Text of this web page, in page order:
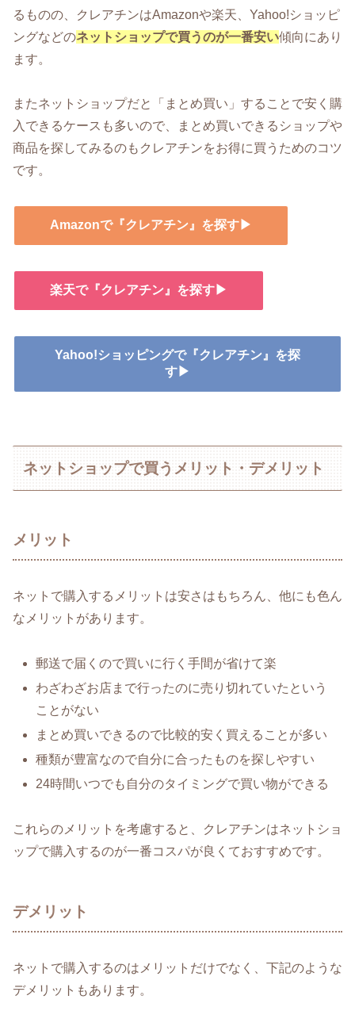
るものの、クレアチンはAmazonや楽天、Yahoo!ショッピ
ングなどのネットショップで買うのが一番安い傾向にあり
ます。
またネットショップだと「まとめ買い」することで安く購
入できるケースも多いので、まとめ買いできるショップや
商品を探してみるのもクレアチンをお得に買うためのコツ
です。
Amazonで『クレアチン』を探す▶
楽天で『クレアチン』を探す▶
Yahoo!ショッピングで『クレアチン』を探
す▶
ネットショップで買うメリット・デメリット
メリット
ネットで購入するメリットは安さはもちろん、他にも色ん
なメリットがあります。
郵送で届くので買いに行く手間が省けて楽
わざわざお店まで行ったのに売り切れていたという
ことがない
まとめ買いできるので比較的安く買えることが多い
種類が豊富なので自分に合ったものを探しやすい
24時間いつでも自分のタイミングで買い物ができる
これらのメリットを考慮すると、クレアチンはネットショ
ップで購入するのが一番コスパが良くておすすめです。
デメリット
ネットで購入するのはメリットだけでなく、下記のような
デメリットもあります。